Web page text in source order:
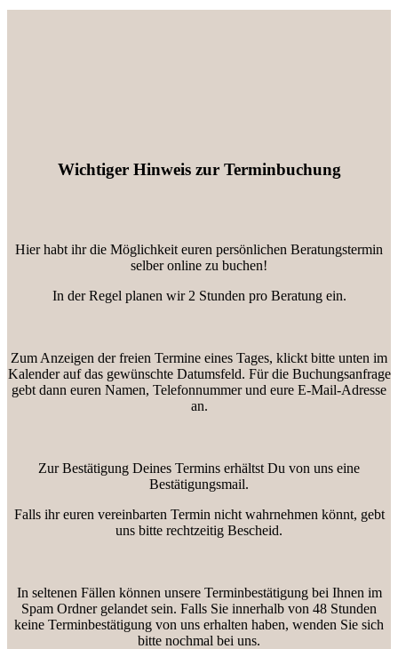
Wichtiger Hinweis zur Terminbuchung
Hier habt ihr die Möglichkeit euren persönlichen Beratungstermin
selber online zu buchen!
In der Regel planen wir 2 Stunden pro Beratung ein.
Zum Anzeigen der freien Termine eines Tages, klickt bitte unten im
Kalender auf das gewünschte Datumsfeld. Für die Buchungsanfrage
gebt dann euren Namen, Telefonnummer und eure E-Mail-Adresse
an.
Zur Bestätigung Deines Termins erhältst Du von uns eine
Bestätigungsmail.
Falls ihr euren vereinbarten Termin nicht wahrnehmen könnt, gebt
uns bitte rechtzeitig Bescheid.
In seltenen Fällen können unsere Terminbestätigung bei Ihnen im
Spam Ordner gelandet sein. Falls Sie innerhalb von 48 Stunden
keine Terminbestätigung von uns erhalten haben, wenden Sie sich
bitte nochmal bei uns.